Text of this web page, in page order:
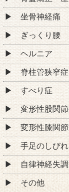
坐骨神経痛
ぎっくり腰
ヘルニア
脊柱管狭窄症
すべり症
変形性股関
変形性膝関節
手足のしびれ
自律神経失
その他